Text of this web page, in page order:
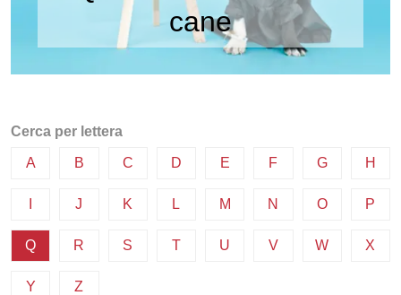
cane
Cerca per lettera
A B C D E F G H
J K L M N O P
Q R S T U V W X
Y Z